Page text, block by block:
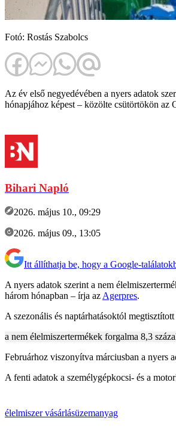
Fotó: Rostás Szabolcs
Az év első negyedévében a nyers adatok
hónapjához képest – közölte csütörtökön az
Bihari Napló
2026. május 10., 09:29
2026. május 09., 13:05
Itt állíthatja be, hogy a Google-
A nyers adatok szerint a nem
három hónapban – írja az Agerpres.
A szezonális és naptárhatásoktól
a nem élelmiszertermékek forgalma 8,3
Februárhoz viszonyítva márciusban a nyers
A fenti adatok a személygépkocsi- és a
élelmiszervásárlásüzemanyag